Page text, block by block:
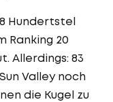
Hundertstel
Ranking 20
Allerdings: 83
Valley noch
die Kugel zu